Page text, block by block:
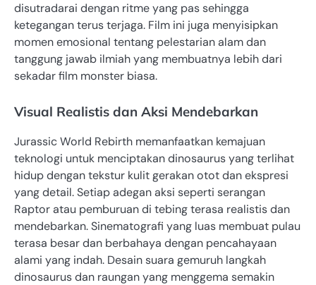
disutradarai dengan ritme yang pas sehingga
ketegangan terus terjaga. Film ini juga menyisipkan
momen emosional tentang pelestarian alam dan
tanggung jawab ilmiah yang membuatnya lebih dari
sekadar film monster biasa.
Visual Realistis dan Aksi Mendebarkan
Jurassic World Rebirth memanfaatkan kemajuan
teknologi untuk menciptakan dinosaurus yang terlihat
hidup dengan tekstur kulit gerakan otot dan ekspresi
yang detail. Setiap adegan aksi seperti serangan
Raptor atau pemburuan di tebing terasa realistis dan
mendebarkan. Sinematografi yang luas membuat pulau
terasa besar dan berbahaya dengan pencahayaan
alami yang indah. Desain suara gemuruh langkah
dinosaurus dan raungan yang menggema semakin